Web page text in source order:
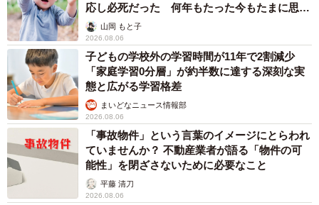
応し必死だった 何年もたった今もたまに思い
出し…山岡 もと子
2026.08.06
子どもの学校外の学習時間が11年で2割減少
「家庭学習0分層」が約半数に達する深刻な実
態と広がる学習格差
まいどなニュース情報部
2026.08.06
「事故物件」という言葉のイメージにとらわれ
ていませんか？ 不動産業者が語る「物件の可
能性」を閉ざさないために必要なこと
平藤 清刀
2026.08.06